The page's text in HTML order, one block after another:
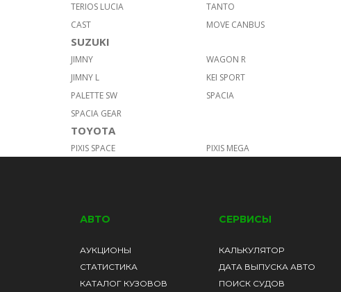
TERIOS LUCIA
TANTO
CAST
MOVE CANBUS
SUZUKI
JIMNY WAGON R
JIMNY L
KEI SPORT
PALETTE SW
SPACIA
SPACIA GEAR
TOYOTA
PIXIS SPACE PIXIS MEGA
АВТО
АУКЦИОНЫ
СТАТИСТИКА
КАТАЛОГ КУЗОВОВ
СЕРВИСЫ
КАЛЬКУЛЯТОР
ДАТА ВЫПУСКА АВТО
ПОИСК СУДОВ